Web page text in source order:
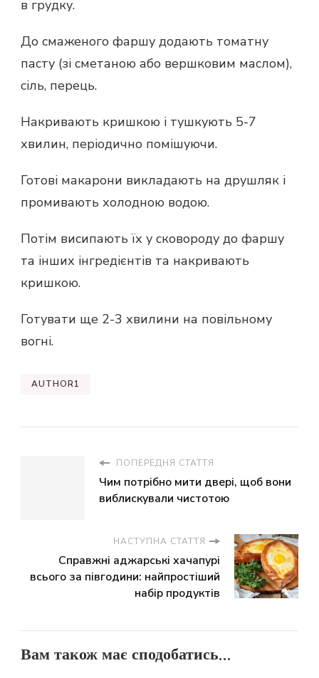
в грудку.
До смаженого фаршу додають томатну
пасту (зі сметаною або вершковим маслом),
сіль, перець.
Накривають кришкою і тушкують 5-7
хвилин, періодично помішуючи.
Готові макарони викладають на друшляк і
промивають холодною водою.
Потім висипають їх у сковороду до фаршу
та інших інгредієнтів та накривають
кришкою.
Готувати ще 2-3 хвилини на повільному
вогні.
AUTHOR1
ПОПЕРЕДНЯ СТАТТЯ
Чим потрібно мити двері, щоб вони
виблискували чистотою
НАСТУПНА СТАТТЯ
Справжні аджарські хачапурі
всього за півгодини: найпростіший
набір продуктів
Вам також має сподобатись...